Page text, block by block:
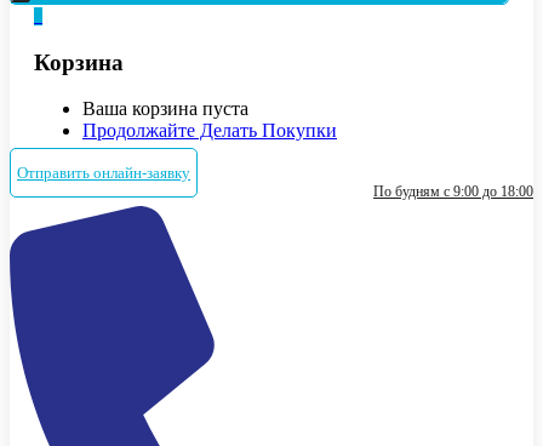
Корзина
Ваша корзина пуста
Продолжайте Делать Покупки
Отправить онлайн-заявку
По будням с 9:00 до 18:00